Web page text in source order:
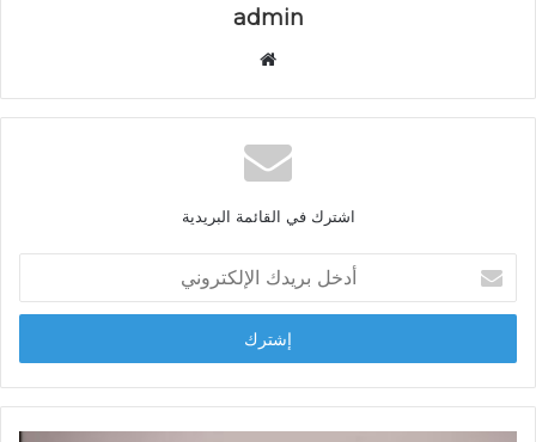
admin
ق
ع
ا
ي
ب
اشترك في القائمة البريدية
خ
ب
ر